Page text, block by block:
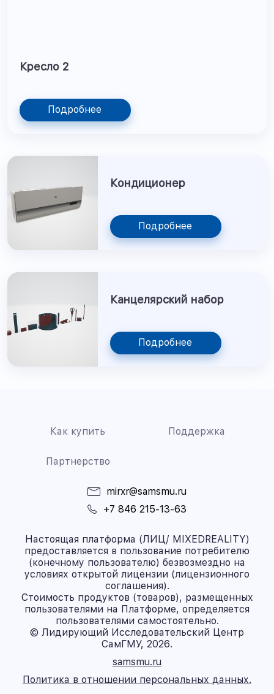
Кресло 2
Подробнее
Кондиционер
Подробнее
Канцелярский набор
Подробнее
Как купить Поддержка
Партнерство
mirxr@samsmu.ru
+7 846 215-13-63
Настоящая платформа (ЛИЦ/ MIXEDREALITY)
предоставляется в пользование потребителю
(конечному пользователю) безвозмездно на
условиях открытой лицензии (лицензионного
соглашения).
Стоимость продуктов (товаров), размещенных
пользователями на Платформе, определяется
пользователями самостоятельно.
© Лидирующий Исследовательский Центр
СамГМУ, 2026.
samsmu.ru
Политика в отношении персональных данных.